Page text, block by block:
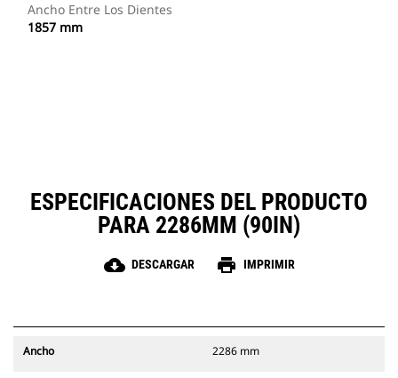
Ancho Entre Los Dientes
1857 mm
ESPECIFICACIONES DEL PRODUCTO
PARA 2286MM (90IN)
cloud_download DESCARGAR print IMPRIMIR
Ancho 2286 mm